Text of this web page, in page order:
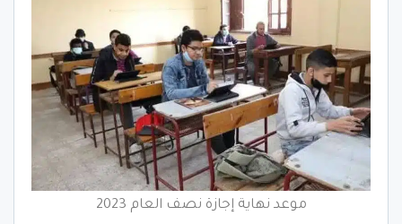
موعد نهاية إجازة نصف العام 2023